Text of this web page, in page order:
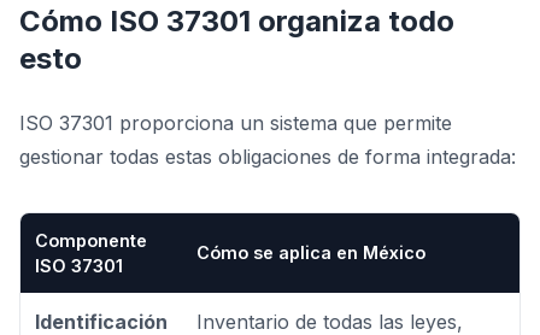
Cómo ISO 37301 organiza todo
esto
ISO 37301 proporciona un sistema que permite
gestionar todas estas obligaciones de forma integrada:
Componente
ISO 37301
Cómo se aplica en México
Identificación
Inventario de todas las leyes,